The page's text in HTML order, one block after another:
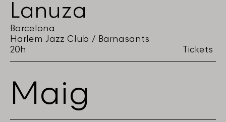
Lanuza
Barcelona
Harlem Jazz Club / Barnasants
20h
Tickets
Maig